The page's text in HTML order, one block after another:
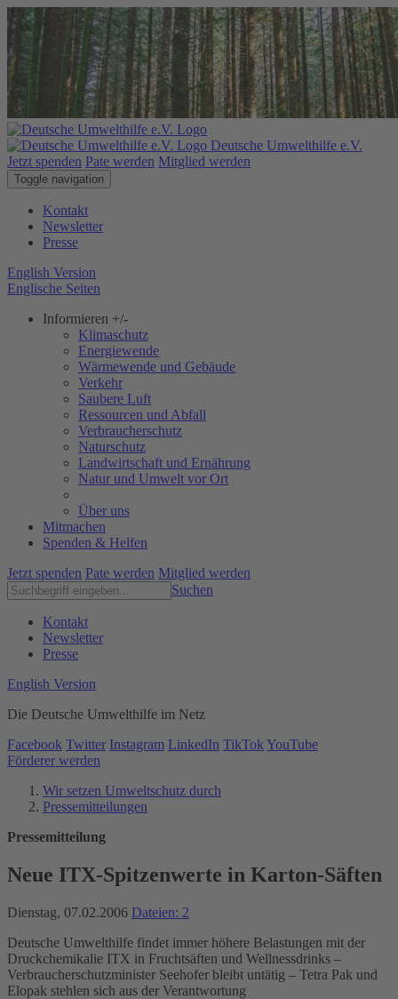
Deutsche Umwelthilfe e.V.
Jetzt spenden Pate werden Mitglied werden
Toggle navigation
Kontakt
Newsletter
Presse
English Version
Englische Seiten
Informieren +/-
Klimaschutz
Energiewende
Wärmewende und Gebäude
Verkehr
Saubere Luft
Ressourcen und Abfall
Verbraucherschutz
Naturschutz
Landwirtschaft und Ernährung
Natur und Umwelt vor Ort
Über uns
Mitmachen
Spenden & Helfen
Jetzt spenden Pate werden Mitglied werden
Suchen
Kontakt
Newsletter
Presse
English Version
Die Deutsche Umwelthilfe im Netz
Facebook Twitter Instagram LinkedIn TikTok YouTube
Förderer werden
Wir setzen Umweltschutz durch
Pressemitteilungen
Pressemitteilung
Neue ITX-Spitzenwerte in Karton-Säften
Dienstag, 07.02.2006 Dateien: 2
Deutsche Umwelthilfe findet immer höhere Belastungen mit der
Druckchemikalie ITX in Fruchtsäften und Wellnessdrinks –
Verbraucherschutzminister Seehofer bleibt untätig – Tetra Pak und
Elopak stehlen sich aus der Verantwortung